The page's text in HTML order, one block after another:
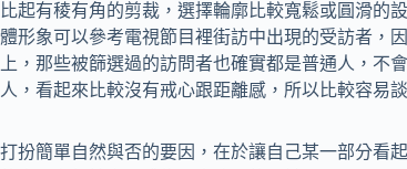
比起有稜有角的剪裁，選擇輪廓比較寬鬆或圓滑的
體形象可以參考電視節目裡街訪中出現的受訪者，
上，那些被篩選過的訪問者也確實都是普通人，不
人，看起來比較沒有戒心跟距離感，所以比較容易
打扮簡單自然與否的要因，在於讓自己某一部分看